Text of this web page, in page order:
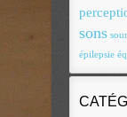
sons
épilepsie